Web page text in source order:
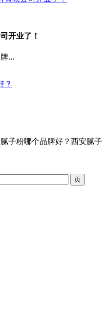
开业了！
...
子粉哪个品牌好？西安腻子